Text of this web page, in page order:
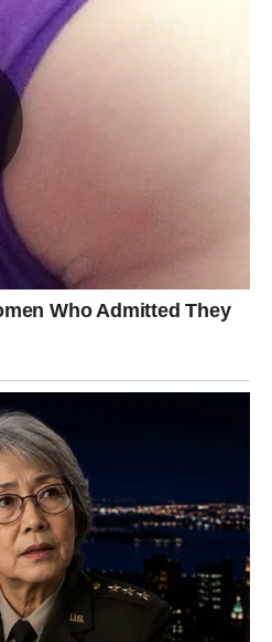
donose rezultate.
– pustite da se neke
IZMEĐU SRCA
biti suočena sa situacijom koja
iskren razgovor o ravnoteži
upoznati osobu koja
– birajte pametno.
biste održali mir.